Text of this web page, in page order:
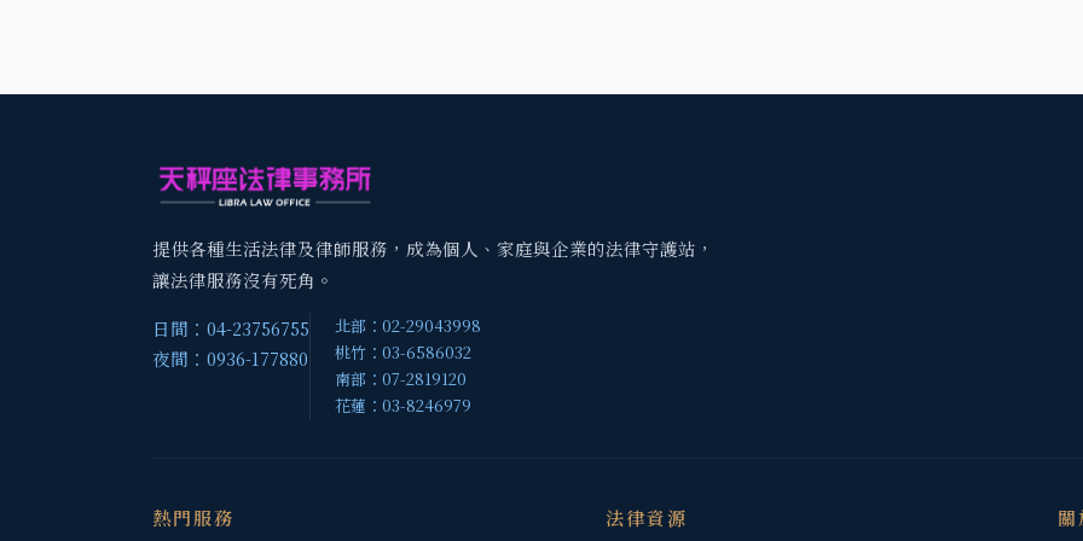
提供各種生活法律及律師服務，成為個人、家庭與企業的法律守護站，
讓法律服務沒有死角。
日間：04-23756755
夜間：0936-177880
北部：02-29043998
桃竹：03-6586032
南部：07-2819120
花蓮：03-8246979
熱門服務 法律資源